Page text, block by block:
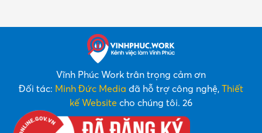
Vĩnh Phúc Work trân trọng cảm ơn
Đối tác: Minh Đức Media đã hỗ trợ công nghệ, Thiết
kế Website cho chúng tôi. 26